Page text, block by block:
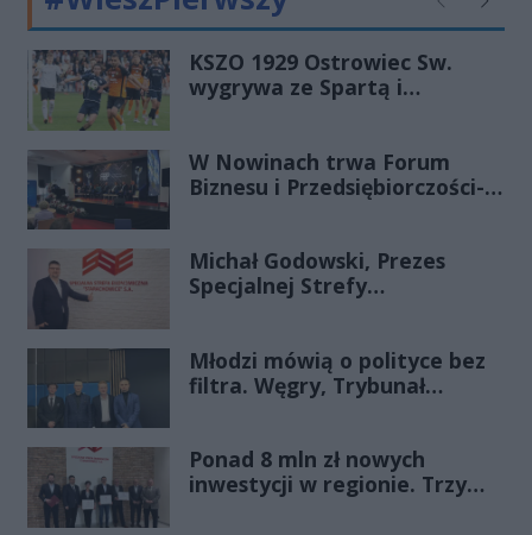
Poprzednie
KSZO 1929 Ostrowiec Sw.
wygrywa ze Spartą i
W Nowinach trwa Forum
Biznesu i Przedsiębiorczości-
Michał Godowski, Prezes
Specjalnej Strefy
Porannej Rozmowy Radia
Rekord Świętokrzyskie
Młodzi mówią o polityce bez
filtra. Węgry, Trybunał
zmienia zasady gry
Ponad 8 mln zł nowych
inwestycji w regionie. Trzy